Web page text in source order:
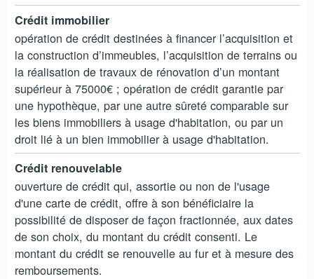
Crédit immobilier
opération de crédit destinées à financer l’acquisition et
la construction d’immeubles, l’acquisition de terrains ou
la réalisation de travaux de rénovation d’un montant
supérieur à 75000€ ; opération de crédit garantie par
une hypothèque, par une autre sûreté comparable sur
les biens immobiliers à usage d'habitation, ou par un
droit lié à un bien immobilier à usage d'habitation.
Crédit renouvelable
ouverture de crédit qui, assortie ou non de l'usage
d'une carte de crédit, offre à son bénéficiaire la
possibilité de disposer de façon fractionnée, aux dates
de son choix, du montant du crédit consenti. Le
montant du crédit se renouvelle au fur et à mesure des
remboursements.